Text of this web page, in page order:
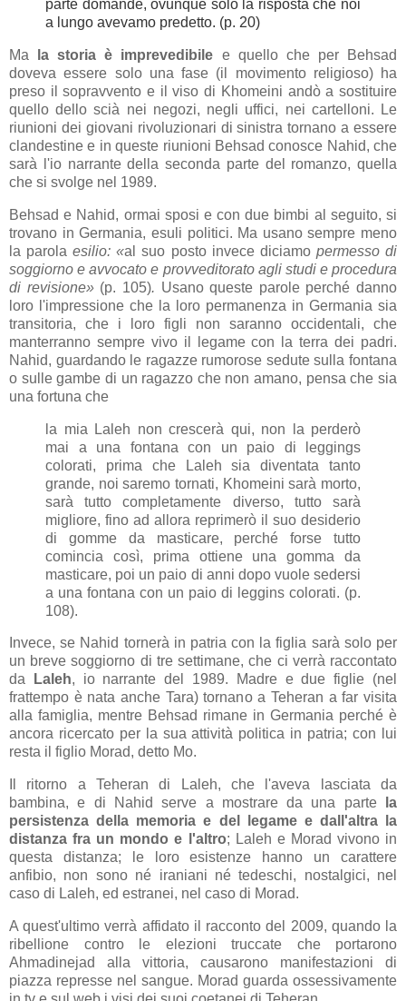
parte domande, ovunque solo la risposta che noi
a lungo avevamo predetto. (p. 20)
Ma la storia è imprevedibile e quello che per Behsad
doveva essere solo una fase (il movimento religioso) ha
preso il sopravvento e il viso di Khomeini andò a sostituire
quello dello scià nei negozi, negli uffici, nei cartelloni. Le
riunioni dei giovani rivoluzionari di sinistra tornano a essere
clandestine e in queste riunioni Behsad conosce Nahid, che
sarà l'io narrante della seconda parte del romanzo, quella
che si svolge nel 1989.
Behsad e Nahid, ormai sposi e con due bimbi al seguito, si
trovano in Germania, esuli politici. Ma usano sempre meno
la parolaesilio: «al suo posto invece diciamo permesso di
soggiorno e avvocato e provveditorato agli studi e procedura
di revisione» (p. 105). Usano queste parole perché danno
loro l'impressione che la loro permanenza in Germania sia
transitoria, che i loro figli non saranno occidentali, che
manterranno sempre vivo il legame con la terra dei padri.
Nahid, guardando le ragazze rumorose sedute sulla fontana
o sulle gambe di un ragazzo che non amano, pensa che sia
una fortuna che
la mia Laleh non crescerà qui, non la perderò
mai a una fontana con un paio di leggings
colorati, prima che Laleh sia diventata tanto
grande, noi saremo tornati, Khomeini sarà morto,
sarà tutto completamente diverso, tutto sarà
migliore, fino ad allora reprimerò il suo desiderio
di gomme da masticare, perché forse tutto
comincia così, prima ottiene una gomma da
masticare, poi un paio di anni dopo vuole sedersi
a una fontana con un paio di leggins colorati. (p.
108).
Invece, se Nahid tornerà in patria con la figlia sarà solo per
un breve soggiorno di tre settimane, che ci verrà raccontato
da
Laleh, io narrante del 1989. Madre e due figlie (nel
frattempo è nata anche Tara) tornano a Teheran a far visita
alla famiglia, mentre Behsad rimane in Germania perché è
ancora ricercato per la sua attività politica in patria; con lui
resta il figlio Morad, detto Mo.
Il ritorno a Teheran di Laleh, che l'aveva lasciata da
bambina, e di Nahid serve a mostrare da una parte
la
persistenza della memoria e del legame e dall'altra la
distanza fra un mondo e l'altro; Laleh e Morad vivono in
questa distanza; le loro esistenze hanno un carattere
anfibio, non sono né iraniani né tedeschi, nostalgici, nel
caso di Laleh, ed estranei, nel caso di Morad.
A quest'ultimo verrà affidato il racconto del 2009, quando la
ribellione contro le elezioni truccate che portarono
Ahmadinejad alla vittoria, causarono manifestazioni di
piazza represse nel sangue. Morad guarda ossessivamente